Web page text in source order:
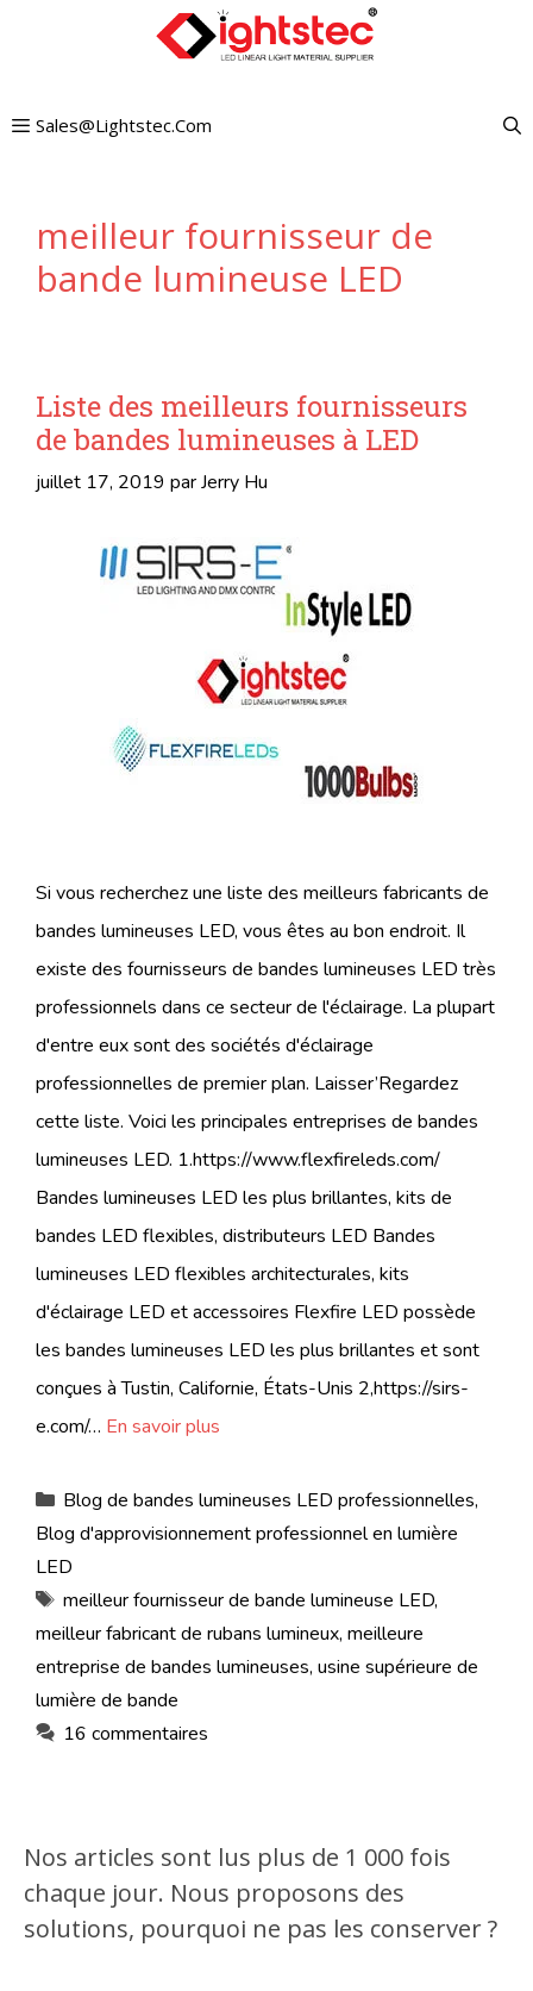
Sales@lightstec.com
meilleur fournisseur de
bande lumineuse LED
Liste des meilleurs fournisseurs
de bandes lumineuses à LED
juillet 17, 2019 parJerry Hu
Si vous recherchez une liste des meilleurs fabricants de
bandes lumineuses LED, vous êtes au bon endroit. Il
existe des fournisseurs de bandes lumineuses LED très
professionnels dans ce secteur de l'éclairage. La plupart
d'entre eux sont des sociétés d'éclairage
professionnelles de premier plan. Laisser’Regardez
cette liste. Voici les principales entreprises de bandes
lumineuses LED. 1.https://www.flexfireleds.com/
Bandes lumineuses LED les plus brillantes, kits de
bandes LED flexibles, distributeurs LED Bandes
lumineuses LED flexibles architecturales, kits
d'éclairage LED et accessoires Flexfire LED possède
les bandes lumineuses LED les plus brillantes et sont
conçues à Tustin, Californie, États-Unis 2,https://sirs-
e.com/… En savoir plus
Catégories
Blog de bandes lumineuses LED professionnelles,
Blog d'approvisionnement professionnel en lumière
LED
Étiquettes
meilleur fournisseur de bande lumineuse LED,
meilleur fabricant de rubans lumineux, meilleure
entreprise de bandes lumineuses, usine supérieure de
lumière de bande
16 commentaires
Nos articles sont lus plus de 1 000 fois
chaque jour. Nous proposons des
solutions, pourquoi ne pas les conserver ?